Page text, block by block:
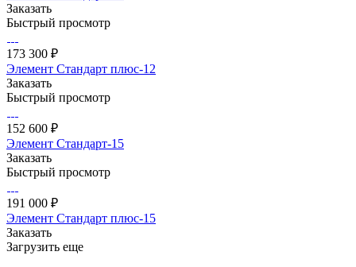
Заказать
Быстрый просмотр
173 300 ₽
Элемент Стандарт плюс-12
Заказать
Быстрый просмотр
152 600 ₽
Элемент Стандарт-15
Заказать
Быстрый просмотр
191 000 ₽
Элемент Стандарт плюс-15
Заказать
Загрузить еще